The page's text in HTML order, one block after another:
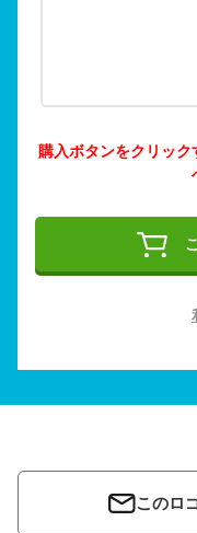
購入ボタンをクリッ
このロ